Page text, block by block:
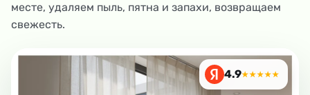
месте, удаляем пыль, пятна и запахи, возвращаем
свежесть.
4.9★★★★★